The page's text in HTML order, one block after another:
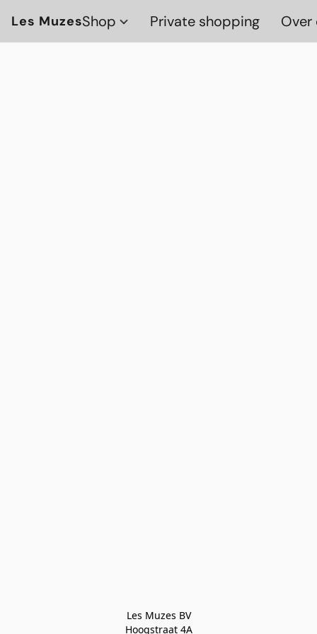
Les MuzesShop Private shopping Over
Les Muzes BV
Hoogstraat 4A